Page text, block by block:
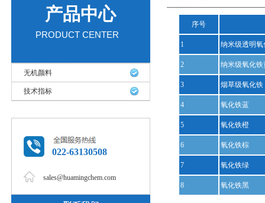
产品中心
PRODUCT CENTER
无机颜料
技术指标
022-63130508
sales@huamingchem.com
序号
1 纳米级透明氧
2 纳米级氧化铁
3 烟草级氧化铁
4 氧化铁蓝
5 氧化铁橙
6 氧化铁棕
7 氧化铁绿
8 氧化铁黑